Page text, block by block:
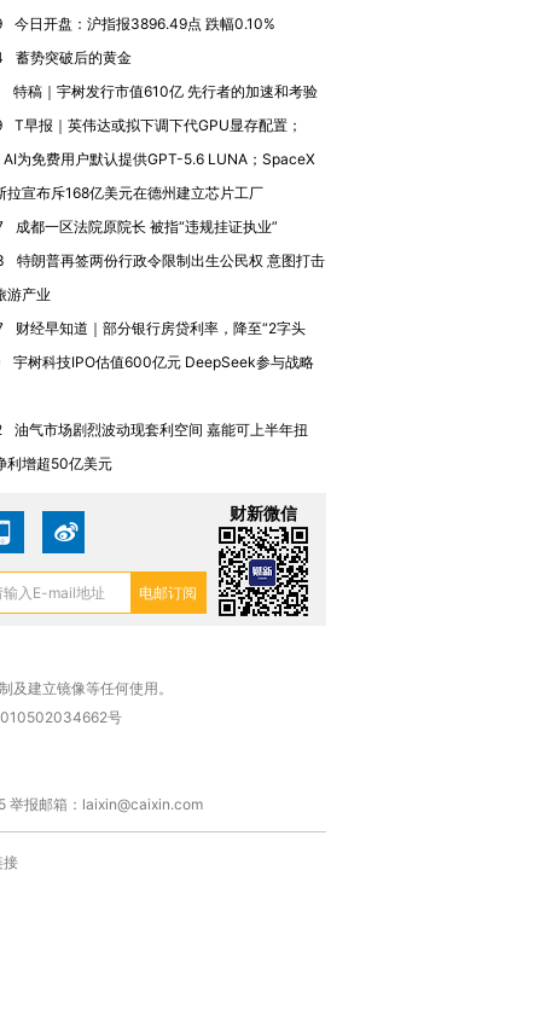
今日开盘：沪指报3896.49点 跌幅0.10%
蓄势突破后的黄金
特稿｜宇树发行市值610亿 先行者的加速和考验
T早报｜英伟达或拟下调下代GPU显存配置；
AI为免费用户默认提供GPT-5.6 LUNA；SpaceX
拉宣布斥168亿美元在德州建立芯片工厂
成都一区法院原院长 被指“违规挂证执业”
特朗普再签两份行政令限制出生公民权 意图打击
游产业
财经早知道｜部分银行房贷利率，降至“2字头
宇树科技IPO估值600亿元 DeepSeek参与战略
油气市场剧烈波动现套利空间 嘉能可上半年扭
利增超50亿美元
财新微信
建立镜像等任何使用。
号
报邮箱：laixin@caixin.com
接